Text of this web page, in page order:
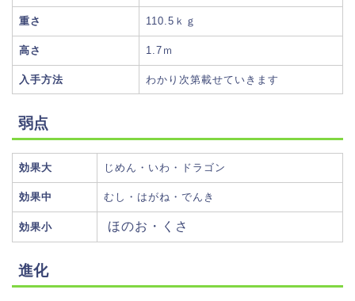
重さ 110.5ｋｇ
高さ 1.7ｍ
入手方法 わかり次第載せていきます
弱点
効果大 じめん・いわ・ドラゴン
効果中 むし・はがね・でんき
効果小 ほのお・くさ
進化